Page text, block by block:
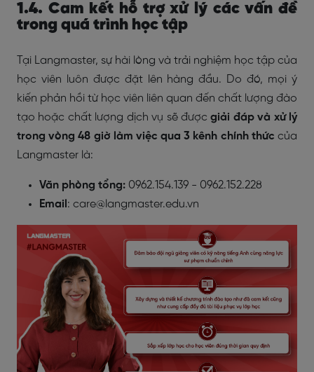
1.4. Cam kết hỗ trợ xử lý các vấn đề
trong quá trình học tập
Tại Langmaster, sự hài lòng và trải nghiệm học tập của
học viên luôn được đặt lên hàng đầu. Do đó, mọi ý
kiến phản hồi từ học viên liên quan đến chất lượng đào
tạo hoặc chất lượng dịch vụ sẽ đượcgiải đáp và xử lý
trong vòng 48 giờ làm việc qua 3 kênh chính thức của
Langmaster là:
Văn phòng tổng: 0962.154.139 - 0962.152.228
Email : care@langmaster.edu.vn